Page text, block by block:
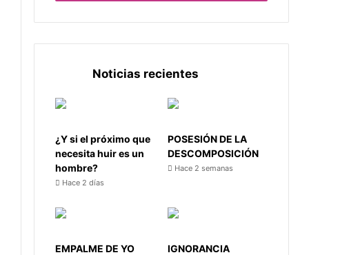
Noticias recientes
¿Y si el próximo que
necesita huir es un
hombre?
Hace 2 días
POSESIÓN DE LA
DESCOMPOSICIÓN
Hace 2 semanas
EMPALME DE YO
IGNORANCIA